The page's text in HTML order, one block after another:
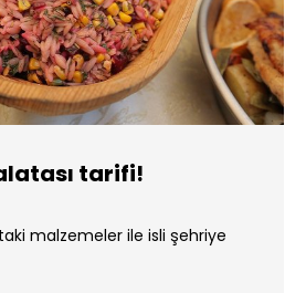
tarifi!
malzemeler ile isli şehriye